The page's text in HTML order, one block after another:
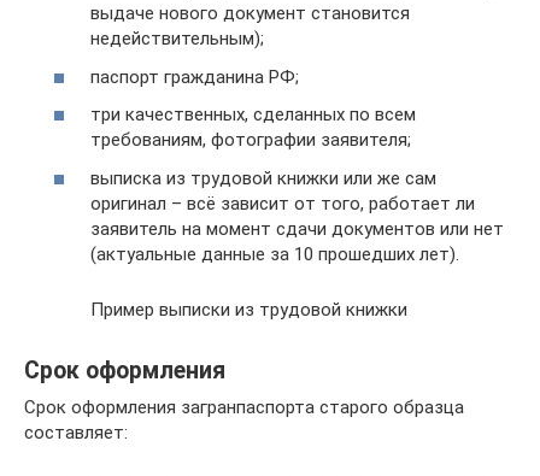
выдаче нового документ становится
недействительным);
паспорт гражданина РФ;
три качественных, сделанных по всем
требованиям, фотографии заявителя;
выписка из трудовой книжки или же сам
оригинал – всё зависит от того, работает ли
заявитель на момент сдачи документов или нет
(актуальные данные за 10 прошедших лет).
Пример выписки из трудовой книжки
Срок оформления
Срок оформления загранпаспорта старого образца
составляет: